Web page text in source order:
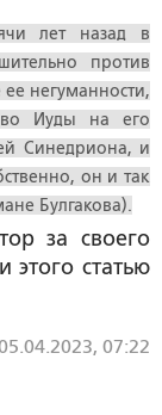
лет назад в
против
негуманности,
Иуды на его
Синедриона, и
он и так
Булгакова).
за своего
этого статью
07:22